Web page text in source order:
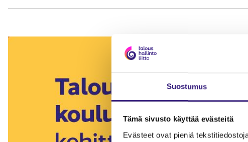
Suostumus
Tämä sivusto käyttää evästeitä
Evästeet ovat pieniä